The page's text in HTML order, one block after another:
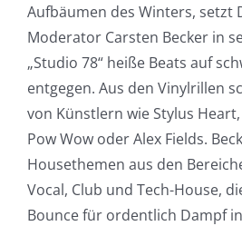
Aufbäumen des Winters, setzt
Moderator Carsten Becker in
„Studio 78“ heiße Beats auf
entgegen. Aus den Vinylrillen
von Künstlern wie Stylus
Pow Wow oder Alex Fields.
Housethemen aus den
Vocal, Club und Tech-House,
Bounce für ordentlich Dampf